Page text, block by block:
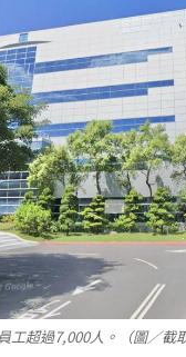
工超過7,000人。（圖／截